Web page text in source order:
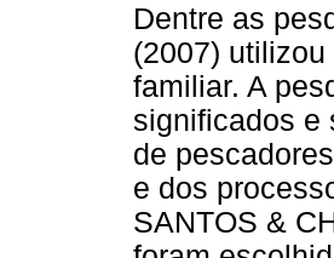
Dentre as
(2007)
familiar. A
significados e
de
e dos
SANTOS &